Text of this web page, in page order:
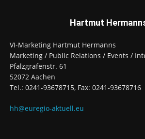
Hartmut
VI-Marketing Hartmut Hermanns
Marketing / Public Relations / Events /
Pfalzgrafenstr. 61
52072 Aachen
Tel.: 0241-93678715, Fax: 0241-93678716
hh@euregio-aktuell.eu